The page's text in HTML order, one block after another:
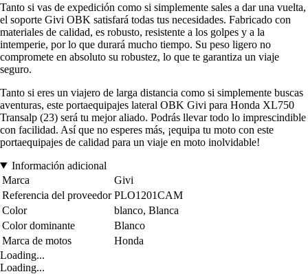
Tanto si vas de expedición como si simplemente sales a dar una vuelta,
el soporte Givi OBK satisfará todas tus necesidades. Fabricado con
materiales de calidad, es robusto, resistente a los golpes y a la
intemperie, por lo que durará mucho tiempo. Su peso ligero no
compromete en absoluto su robustez, lo que te garantiza un viaje
seguro.
Tanto si eres un viajero de larga distancia como si simplemente buscas
aventuras, este portaequipajes lateral OBK Givi para Honda XL750
Transalp (23) será tu mejor aliado. Podrás llevar todo lo imprescindible
con facilidad. Así que no esperes más, ¡equipa tu moto con este
portaequipajes de calidad para un viaje en moto inolvidable!
Información adicional
Marca
Givi
Referencia del proveedor PLO1201CAM
Color
blanco, Blanca
Color dominante
Blanco
Marca de motos
Honda
Loading...
Loading...